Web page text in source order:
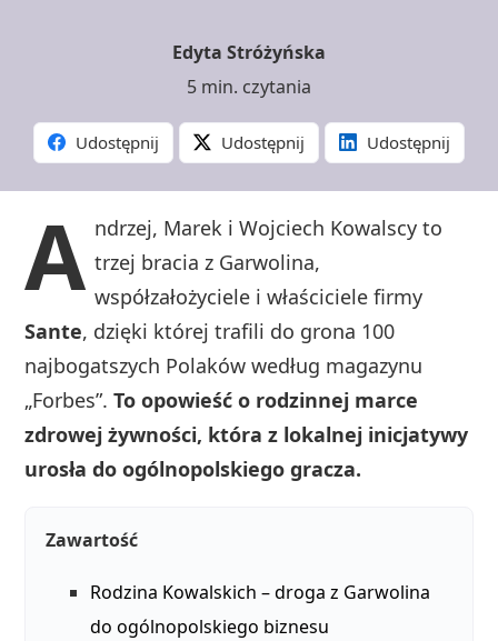
Edyta Stróżyńska
5 min. czytania
Udostępnij Udostępnij Udostępnij
A ndrzej, Marek i Wojciech Kowalscy to
trzej bracia z Garwolina,
współzałożyciele i właściciele firmy
Sante, dzięki której trafili do grona 100
najbogatszych Polaków według magazynu
„Forbes”.To opowieść o rodzinnej marce
zdrowej żywności, która z lokalnej inicjatywy
urosła do ogólnopolskiego gracza.
Zawartość
Rodzina Kowalskich – droga z Garwolina
do ogólnopolskiego biznesu